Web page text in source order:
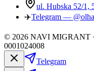
ul. Hubska 52/1,
✈️Telegram —
© 2026 NAVI MIGRANT
0001024008
Telegram